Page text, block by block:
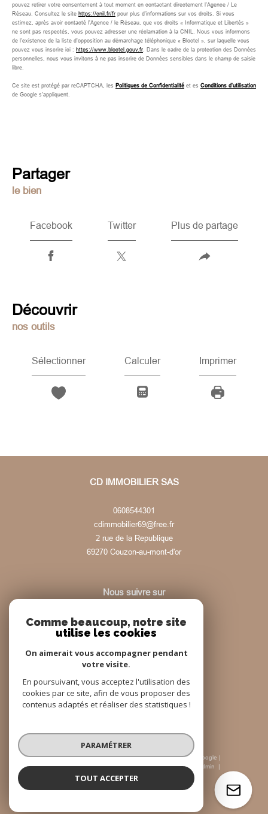
pouvez retirer votre consentement à tout moment en contactant directement l’Agence / Le
Réseau. Consultez le site https://cnil.fr/fr pour plus d’informations sur vos droits. Si vous
estimez, après avoir contacté l'Agence / le Réseau, que vos droits « Informatique et Libertés »
ne sont pas respectés, vous pouvez adresser une réclamation à la CNIL. Nous vous informons
de l’existence de la liste d'opposition au démarchage téléphonique « Bloctel », sur laquelle vous
pouvez vous inscrire ici : https://www.bloctel.gouv.fr. Dans le cadre de la protection des Données
personnelles, nous vous invitons à ne pas inscrire de Données sensibles dans le champ de saisie
libre.
Ce site est protégé par reCAPTCHA, les Politiques de Confidentialité et es Conditions d'utilisation
de Google s'appliquent.
partager
le bien
Facebook Twitter Plus de partage
découvrir
nos outils
Sélectionner Calculer Imprimer
CD IMMOBILIER SAS
0608544301
cdimmobilier69@free.fr
2 rue de la Republique
69270
couzon-au-mont-d'or
Nous suivre sur
Adhérents
© 2026 | Tous droits réservés | Traduction powered by Google |
Nos honoraires
Plan du site Mentions légales
Admin
Nos liens
Politique RGPD
Comme beaucoup, notre site
utilise les cookies
On aimerait vous accompagner pendant
votre visite.
En poursuivant, vous acceptez l'utilisation des
cookies par ce site, afin de vous proposer des
contenus adaptés et réaliser des statistiques !
PARAMÉTRER
TOUT ACCEPTER